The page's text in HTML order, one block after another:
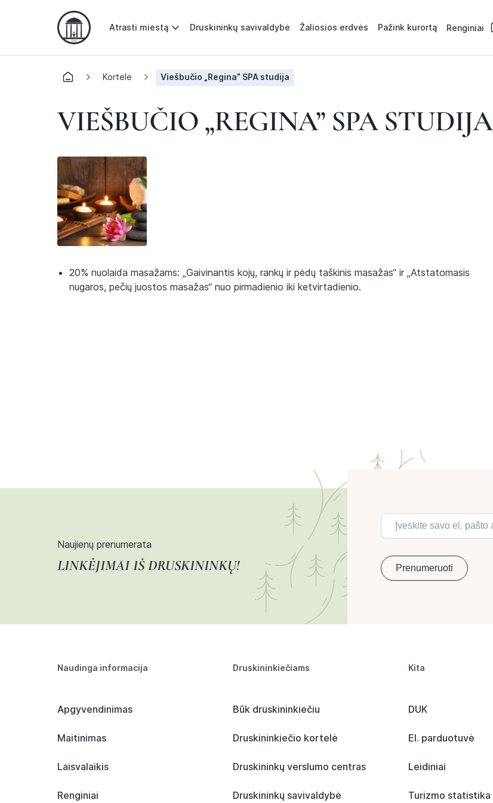
Atrasti miestą Druskininkų savivaldybė Žaliosios erdvės Pažink kurortą Renginiai
Kortelė Viešbučio „Regina” SPA studija
VIEŠBUČIO „REGINA” SPA STUDIJA
20% nuolaida masažams: „Gaivinantis kojų, rankų ir pėdų taškinis masažas“ ir „Atstatomasis
nugaros, pečių juostos masažas“ nuo pirmadienio iki ketvirtadienio.
Naujienų prenumerata
LINKĖJIMAI IŠ DRUSKININKŲ!
Naudinga informacija
Apgyvendinimas
Maitinimas
Laisvalaikis
Renginiai
Druskininkiečiams
Būk druskininkiečiu
Druskininkiečio kortelė
Druskininkų verslumo centras
Druskininkų savivaldybė
Kita
DUK
El. parduotuvė
Leidiniai
Turizmo statistika